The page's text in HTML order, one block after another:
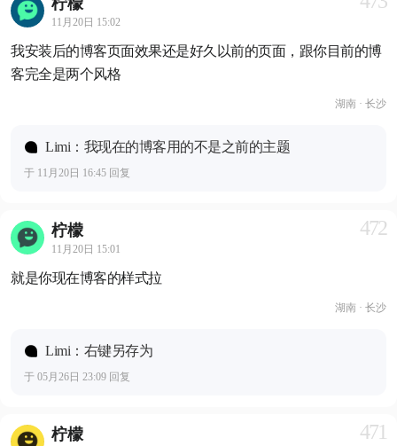
11月20日 15:02
我安装后的博客页面效果还是好久以前的页面，跟你目前的博
客完全是两个风格
湖南 · 长沙
Limi：我现在的博客用的不是之前的主题
于 11月20日 16:45 回复
柠檬
11月20日 15:01
472
就是你现在博客的样式拉
湖南 · 长沙
Limi：右键另存为
于 05月26日 23:09 回复
柠檬 471